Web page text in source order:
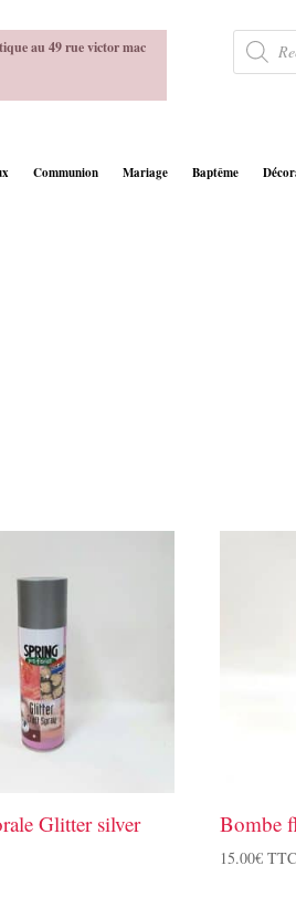
au 49 rue victor mac
de
Communion Mariage Baptême
Glitter silver Bombe
15.00€ TTC